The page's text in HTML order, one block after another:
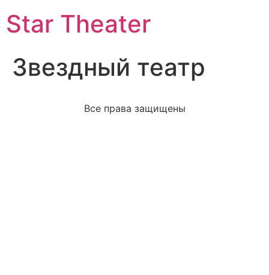
Star Theater
Звездный театр
Все права защищены